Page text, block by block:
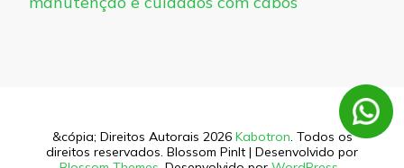
&cópia; Direitos Autorais 2026 Kabotron. Todos os
direitos reservados. Blossom PinIt | Desenvolvido por